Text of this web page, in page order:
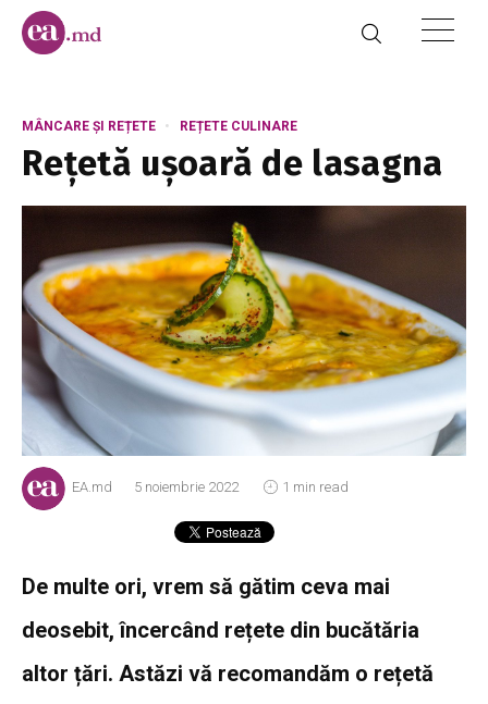
MÂNCARE ȘI REȚETE REȚETE CULINARE
Rețetă ușoară de lasagna
EA.md 5 noiembrie 2022 1 min read
De multe ori, vrem să gătim ceva mai
deosebit, încercând rețete din bucătăria
altor țări. Astăzi vă recomandăm o rețetă